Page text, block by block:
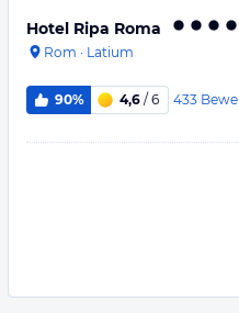
Hotel Ripa Roma
Rom · Latium
90% 4,6 / 6 433